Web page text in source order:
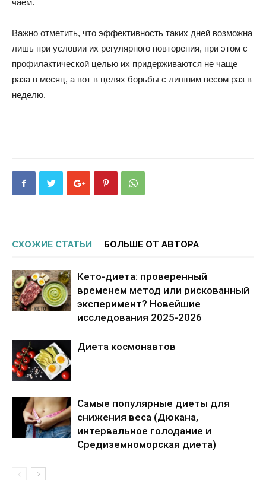
чаем.
Важно отметить, что эффективность таких дней возможна
лишь при условии их регулярного повторения, при этом с
профилактической целью их придерживаются не чаще
раза в месяц, а вот в целях борьбы с лишним весом раз в
неделю.
СХОЖИЕ СТАТЬИ БОЛЬШЕ ОТ АВТОРА
Кето-диета: проверенный
временем метод или рискованный
эксперимент? Новейшие
исследования 2025-2026
Диета космонавтов
Самые популярные диеты для
снижения веса (Дюкана,
интервальное голодание и
Средиземноморская диета)